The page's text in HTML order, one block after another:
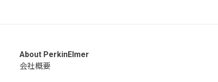
About PerkinElmer
会社概要